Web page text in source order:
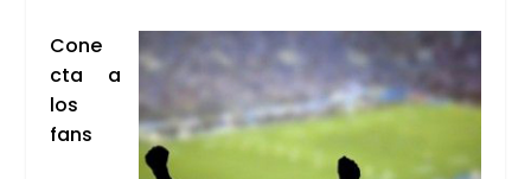
Cone
c­ta a
los
fans